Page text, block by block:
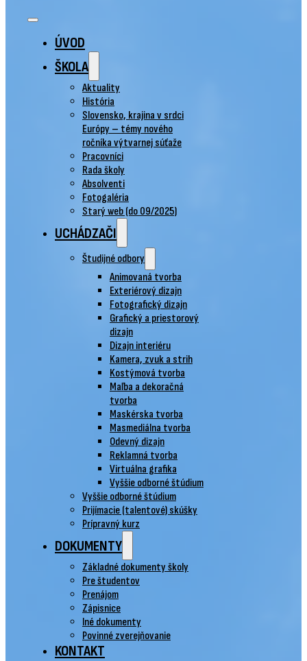
ÚVOD
ŠKOLA
Aktuality
História
Slovensko, krajina v srdci
Európy – témy nového
ročníka výtvarnej súťaže
Pracovníci
Rada školy
Absolventi
Fotogaléria
Starý web (do 09/2025)
UCHÁDZAČI
Študijné odbory
Animovaná tvorba
Exteriérový dizajn
Fotografický dizajn
Grafický a priestorový
dizajn
Dizajn interiéru
Kamera, zvuk a strih
Kostýmová tvorba
Maľba a dekoračná
tvorba
Maskérska tvorba
Masmediálna tvorba
Odevný dizajn
Reklamná tvorba
Virtuálna grafika
Vyššie odborné štúdium
Vyššie odborné štúdium
Prijímacie (talentové) skúšky
Prípravný kurz
DOKUMENTY
Základné dokumenty školy
Pre študentov
Prenájom
Zápisnice
Iné dokumenty
Povinné zverejňovanie
KONTAKT